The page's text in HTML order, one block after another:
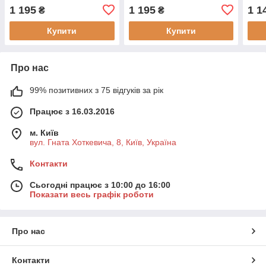
(PHHO3A)
(9788866131564)
1 195 ₴
Купити
(9788862933186)
1 195₴
Купити
1
Про нас
99% позитивних з 75 відгуків за рік
Працює з 16.03.2016
м. Київ
вул. Гната Хоткевича, 8, Київ, Україна
Контакти
Сьогодні працює з 10:00 до 16:00
Показати весь графік роботи
Про нас
Контакти